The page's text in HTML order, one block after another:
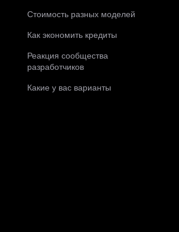
Стоимость разных моделей
Как экономить кредиты
Реакция сообщества
разработчиков
Какие у вас варианты